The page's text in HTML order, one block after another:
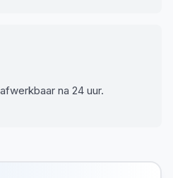
na 24 uur.